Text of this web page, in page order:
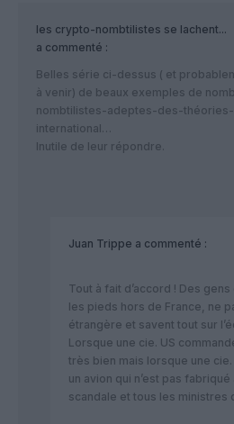
les crypto-nombtilistes se lachent...
a commenté :
Belles série ci-dessus ( et
à venir) de beaux exemples de
nombtilistes-adeptes-des-
international…
Inutile de leur répondre.
Juan Trippe a commenté :
Tout à fait d’accord ! Des
les pieds hors de France, ne
étrangère et savent tout sur
Lorsque une cie. US
très bien mais lorsque une
un avion qui n’est pas fabriqué
scandale et tous les ministres